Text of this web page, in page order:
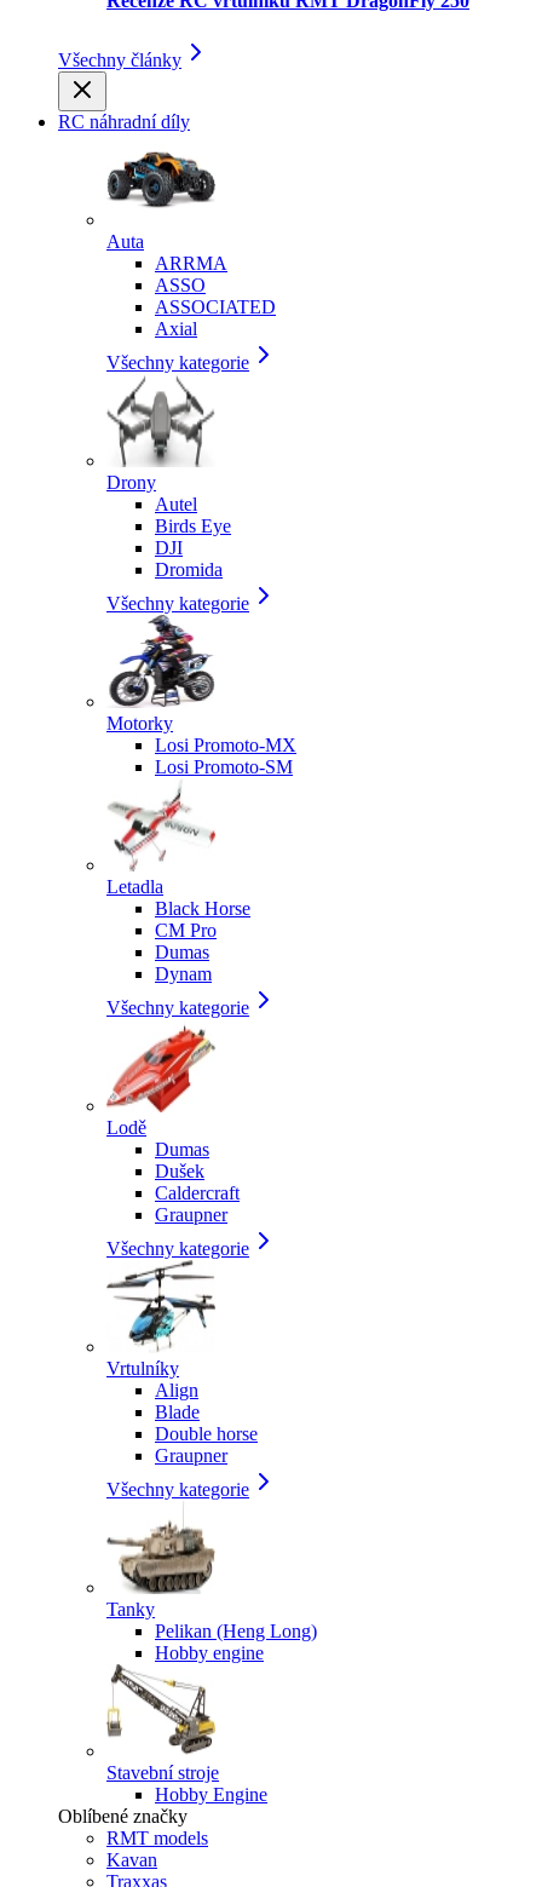
Všechny články
RC náhradní díly
Auta
ARRMA
ASSO
ASSOCIATED
Axial
Všechny kategorie
Drony
Autel
Birds Eye
DJI
Dromida
Všechny kategorie
Motorky
Losi Promoto-MX
Losi Promoto-SM
Letadla
Black Horse
CM Pro
Dumas
Dynam
Všechny kategorie
Lodě
Dumas
Dušek
Caldercraft
Graupner
Všechny kategorie
Vrtulníky
Align
Blade
Double horse
Graupner
Všechny kategorie
Tanky
Pelikan (Heng Long)
Hobby engine
Stavební stroje
Hobby Engine
Oblíbené značky
RMT models
Kavan
Traxxas